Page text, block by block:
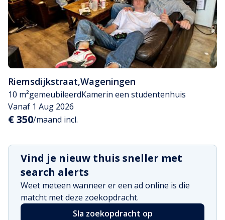
Riemsdijkstraat,Wageningen
10 m²gemeubileerdKamerin een studentenhuis
Vanaf 1 Aug 2026
€ 350/maand incl.
Vind je nieuw thuis sneller met
search alerts
Weet meteen wanneer er een ad online is die
matcht met deze zoekopdracht.
Sla zoekopdracht op